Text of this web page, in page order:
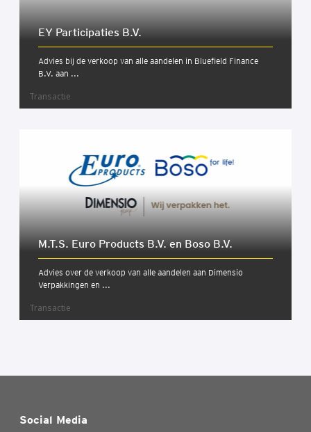
EY Par­ti­ci­pa­ties B.V.
Advies bij de verkoop van alle aandelen in Bluefield Finance
B.V. aan ...
Transactie
M.T.S. Euro Pro­ducts B.V. en Boso B.V.
Advies over de verkoop van alle aandelen aan Dimensio
Verpakkingen en ...
Transactie
Social Media